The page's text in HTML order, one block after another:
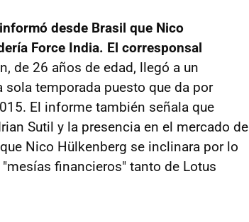
informó desde Brasil que Nico
Force India. El corresponsal
de 26 años de edad, llegó a un
temporada puesto que da por
El informe también señala que
Sutil y la presencia en el mercado de
Nico Hülkenberg se inclinara por lo
financieros" tanto de Lotus